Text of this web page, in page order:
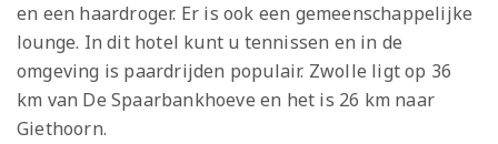
en een haardroger. Er is ook een gemeenschappelijke
lounge. In dit hotel kunt u tennissen en in de
omgeving is paardrijden populair. Zwolle ligt op 36
km van De Spaarbankhoeve en het is 26 km naar
Giethoorn.